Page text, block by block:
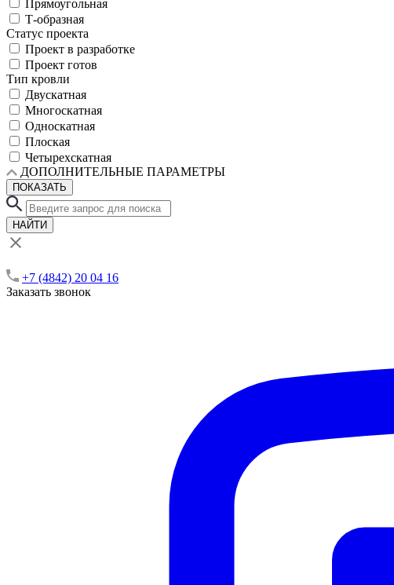
Прямоугольная
Т-образная
Статус проекта
Проект в разработке
Проект готов
Тип кровли
Двускатная
Многоскатная
Односкатная
Плоская
Четырехскатная
ДОПОЛНИТЕЛЬНЫЕ ПАРАМЕТРЫ
ПОКАЗАТЬ
НАЙТИ
+7 (4842) 20 04 16
Заказать звонок